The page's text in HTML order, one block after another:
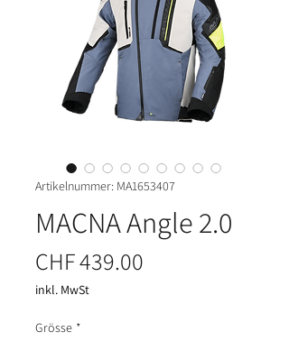
Artikelnummer: MA1653407
MACNA Angle 2.0
CHF 439.00
inkl. MwSt
Grösse *